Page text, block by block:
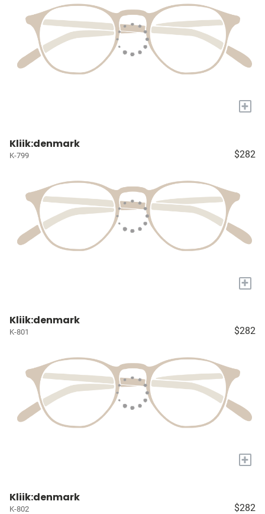
+
Kliik:denmark
K-799 $282
+
Kliik:denmark
K-801 $282
+
Kliik:denmark
K-802 $282